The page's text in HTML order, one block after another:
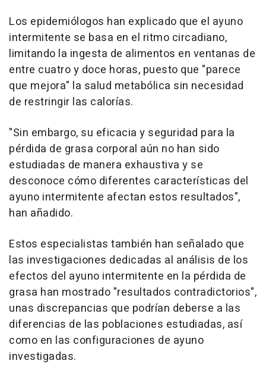
Los epidemiólogos han explicado que el ayuno
intermitente se basa en el ritmo circadiano,
limitando la ingesta de alimentos en ventanas de
entre cuatro y doce horas, puesto que "parece
que mejora" la salud metabólica sin necesidad
de restringir las calorías.
"Sin embargo, su eficacia y seguridad para la
pérdida de grasa corporal aún no han sido
estudiadas de manera exhaustiva y se
desconoce cómo diferentes características del
ayuno intermitente afectan estos resultados",
han añadido.
Estos especialistas también han señalado que
las investigaciones dedicadas al análisis de los
efectos del ayuno intermitente en la pérdida de
grasa han mostrado "resultados contradictorios",
unas discrepancias que podrían deberse a las
diferencias de las poblaciones estudiadas, así
como en las configuraciones de ayuno
investigadas.